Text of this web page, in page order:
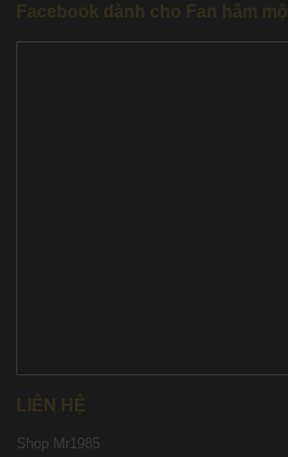
Facebook dành cho Fan hâm mộ
LIÊN HỆ
Shop Mr1985